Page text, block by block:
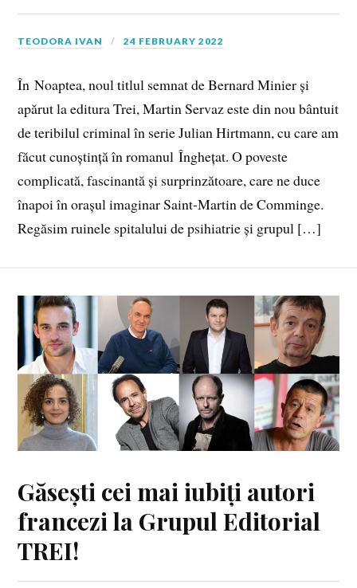
TEODORA IVAN 24 FEBRUARY 2022
În Noaptea, noul titlul semnat de Bernard Minier și
apărut la editura Trei, Martin Servaz este din nou bântuit
de teribilul criminal în serie Julian Hirtmann, cu care am
făcut cunoștință în romanul Înghețat. O poveste
complicată, fascinantă și surprinzătoare, care ne duce
înapoi în orașul imaginar Saint-Martin de Comminge.
Regăsim ruinele spitalului de psihiatrie și grupul […]
Găsești cei mai iubiți autori
francezi la Grupul Editorial
TREI!